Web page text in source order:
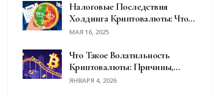
Налоговые Последствия
Холдинга Криптовалюты: Что
Нужно Знать В 2025 Году
МАЯ 16, 2025
Что Такое Волатильность
Криптовалюты: Причины,
Риски И Как С Ней Жить
ЯНВАРЯ 4, 2026